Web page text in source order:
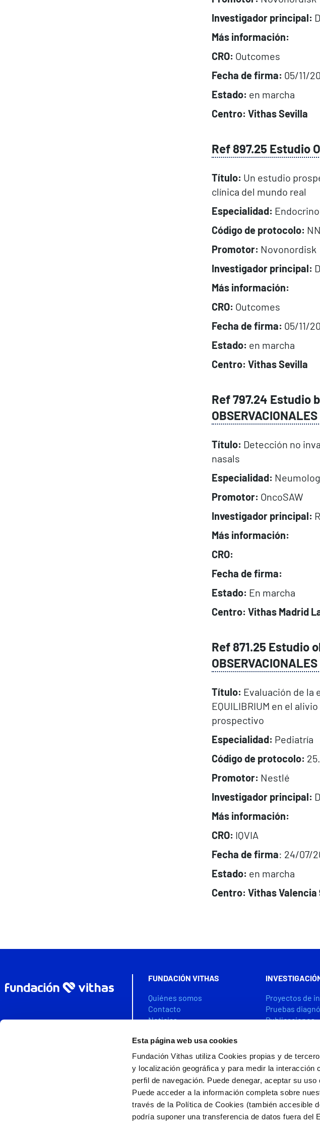
Esta página web usa cookies
Fundación Vithas utiliza Cookies propias y de
y localización geográfica y para medir la
perfil de navegación. Puede denegar, aceptar su
Puede acceder a la información completa sobre
través de la Política de Cookies (también accesible
podría suponer una transferencia de datos fuera
Investigador principal:
Más información:
CRO: Outcomes
Fecha de firma: 05/11/
Estado: en marcha
Centro: Vithas Sevilla
Ref 897.25 Estudio
Título: Un estudio
clínica del mundo real
Especialidad:
Código de protocolo:
Promotor: Novonordisk
Investigador principal:
Más información:
CRO: Outcomes
Fecha de firma: 05/11/
Estado: en marcha
Centro: Vithas Sevilla
Ref 797.24 Estudio
OBSERVACIONALES
Título: Detección no
nasals
Especialidad:
Promotor: OncoSAW
Investigador principal:
Más información:
CRO:
Fecha de firma:
Estado: En marcha
Centro: Vithas Madrid
Ref 871.25 Estudio
OBSERVACIONALES
Título: Evaluación de la
EQUILIBRIUM en el
prospectivo
Especialidad: Pediatría
Código de protocolo:
Promotor: Nestlé
Investigador principal:
Más información:
CRO: IQVIA
Fecha de firma: 24/07/
Estado: en marcha
Centro: Vithas Valencia
FUNDACIÓN VITHAS
Quiénes somos
Contacto
Noticias
Colabora
VITHAS DATA SPACE
Proyectos de
Pruebas
Publicaciones
CÁTEDRAS
Ayudas cofinanciadas por FEDER/FSE+